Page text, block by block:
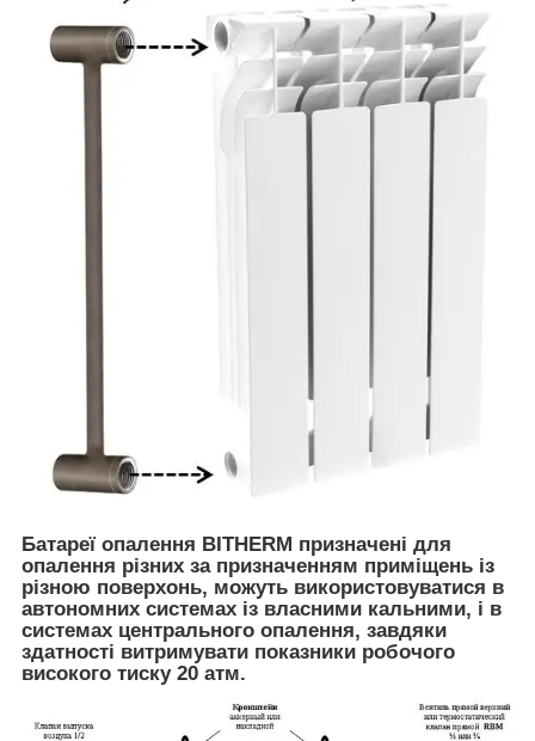
Батареї опалення BITHERM призначені для
опалення різних за призначенням приміщень із
різною поверхонь, можуть використовуватися в
автономних системах із власними кальними, і в
системах центрального опалення, завдяки
здатності витримувати показники робочого
високого тиску 20 атм.